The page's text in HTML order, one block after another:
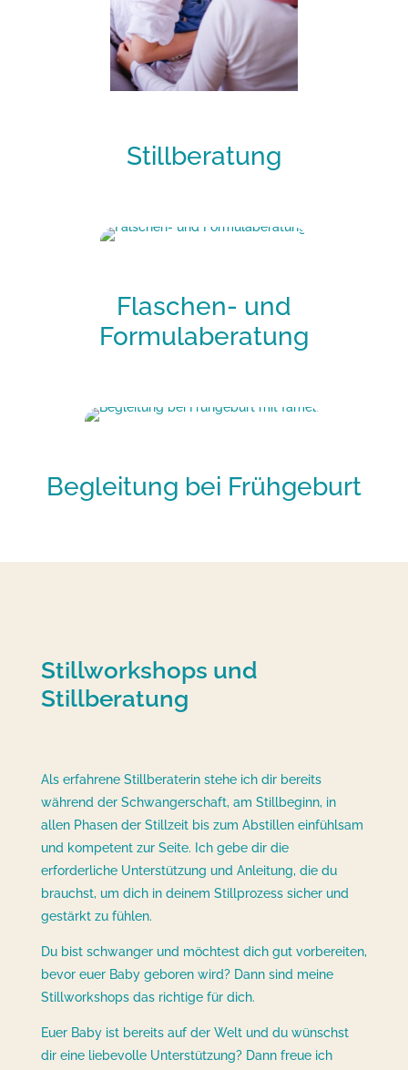
Stillberatung
Flaschen- und
Formulaberatung
Begleitung bei Frühgeburt
Stillworkshops und
Stillberatung
Als erfahrene Stillberaterin stehe ich dir bereits
während der Schwangerschaft, am Stillbeginn, in
allen Phasen der Stillzeit bis zum Abstillen einfühlsam
und kompetent zur Seite. Ich gebe dir die
erforderliche Unterstützung und Anleitung, die du
brauchst, um dich in deinem Stillprozess sicher und
gestärkt zu fühlen.
Du bist schwanger und möchtest dich gut vorbereiten,
bevor euer Baby geboren wird? Dann sind meine
Stillworkshops das richtige für dich.
Euer Baby ist bereits auf der Welt und du wünschst
dir eine liebevolle Unterstützung? Dann freue ich